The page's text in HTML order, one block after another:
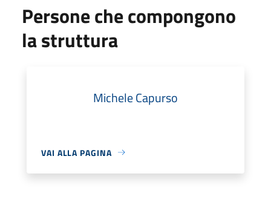
Persone che compongono
la struttura
Michele Capurso
VAI ALLA PAGINA